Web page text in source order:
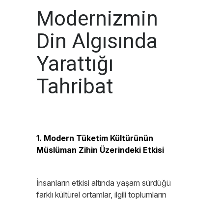
Modernizmin
Din Algısında
Yarattığı
Tahribat
1. Modern Tüketim Kültürünün
Müslüman Zihin Üzerindeki Etkisi
İnsanların etkisi altında yaşam sürdüğü
farklı kültürel ortamlar, ilgili toplumların